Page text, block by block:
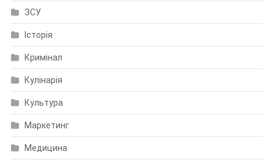
ЗСУ
Історія
Кримінал
Кулінарія
Культура
Маркетинг
Медицина